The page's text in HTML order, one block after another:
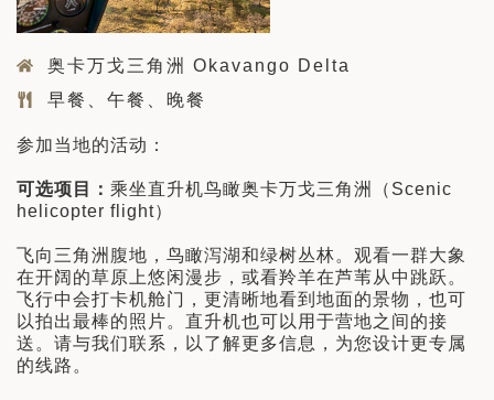
奥卡万戈三角洲 Okavango Delta
早餐、午餐、晚餐
参加当地的活动：
可选项目： 乘坐直升机鸟瞰奥卡万戈三角洲（Scenic
helicopter flight）
飞向三角洲腹地，鸟瞰泻湖和绿树丛林。观看一群大象
在开阔的草原上悠闲漫步，或看羚羊在芦苇从中跳跃。
飞行中会打卡机舱门，更清晰地看到地面的景物，也可
以拍出最棒的照片。直升机也可以用于营地之间的接
送。请与我们联系，以了解更多信息，为您设计更专属
的线路。